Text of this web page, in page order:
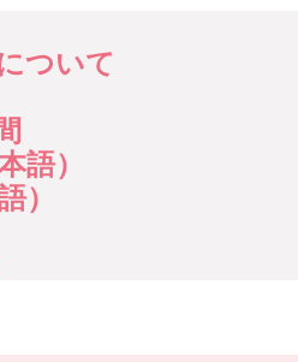
ついて
語）
）